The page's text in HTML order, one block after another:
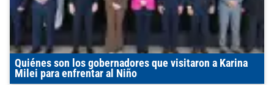
Quiénes son los gobernadores que visitaron a Karina
Milei para enfrentar al Niño